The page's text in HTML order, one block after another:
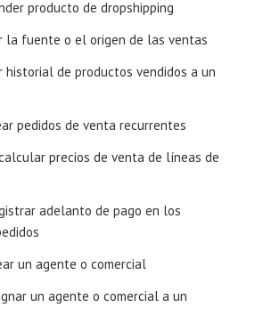
producto de dropshipping
la fuente o el origen de las ventas
historial de productos vendidos a un
pedidos de venta recurrentes
precios de venta de líneas de
adelanto de pago en los
un agente o comercial
un agente o comercial a un